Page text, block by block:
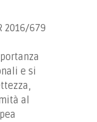
2016/679
e si
al